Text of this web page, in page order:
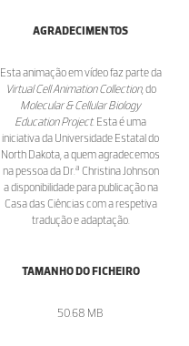
AGRADECIMENTOS
Esta animação em vídeo faz parte da
Virtual Cell Animation Collection, do
Molecular & Cellular Biology
Education Project. Esta é uma
iniciativa da Universidade Estatal do
North Dakota, a quem agradecemos
na pessoa da Dr.a Christina Johnson
a disponibilidade para publicação na
Casa das Ciências com a respetiva
tradução e adaptação.
TAMANHO DO FICHEIRO
50.68 MB